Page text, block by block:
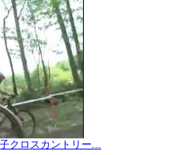
クロスカントリー...